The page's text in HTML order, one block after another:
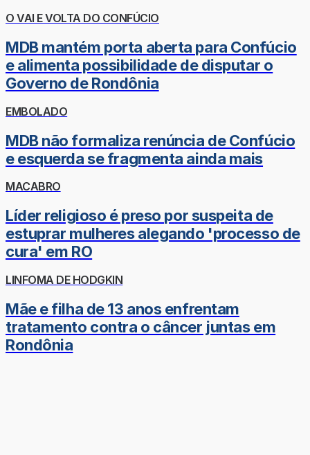
O VAI E VOLTA DO CONFÚCIO
MDB mantém porta aberta para Confúcio
e alimenta possibilidade de disputar o
Governo de Rondônia
EMBOLADO
MDB não formaliza renúncia de Confúcio
e esquerda se fragmenta ainda mais
MACABRO
Líder religioso é preso por suspeita de
estuprar mulheres alegando 'processo de
cura' em RO
LINFOMA DE HODGKIN
Mãe e filha de 13 anos enfrentam
tratamento contra o câncer juntas em
Rondônia